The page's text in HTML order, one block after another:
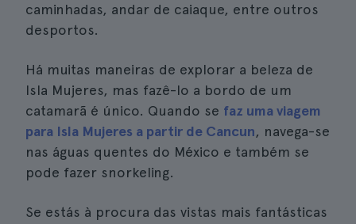
caminhadas, andar de caiaque, entre outros
desportos.
Há muitas maneiras de explorar a beleza de
Isla Mujeres, mas fazê-lo a bordo de um
catamarã é único. Quando se faz uma viagem
para Isla Mujeres a partir de Cancun, navega-se
nas águas quentes do México e também se
pode fazer snorkeling.
Se estás à procura das vistas mais fantásticas